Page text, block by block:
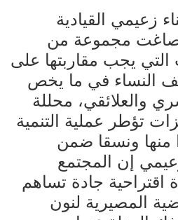
زعيمي القيادية
صاغت مجموعة من
التي يجب مقاربتها على
النساء في ما يخص
والعلائقي، محللة
تؤطر عملية التنمية
منها ونسقا ضمن
إن المجتمع
اقتراحية جادة تساهم
المصيرية لنون